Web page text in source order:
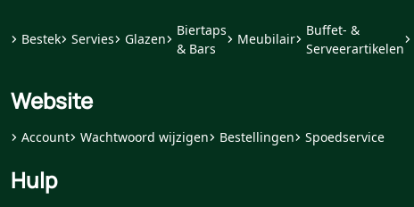
Bestek Servies Glazen
Biertaps
& Bars
Meubilair
Buffet- &
Serveerartikelen
Website
Account Wachtwoord wijzigen Bestellingen Spoedservice
Hulp